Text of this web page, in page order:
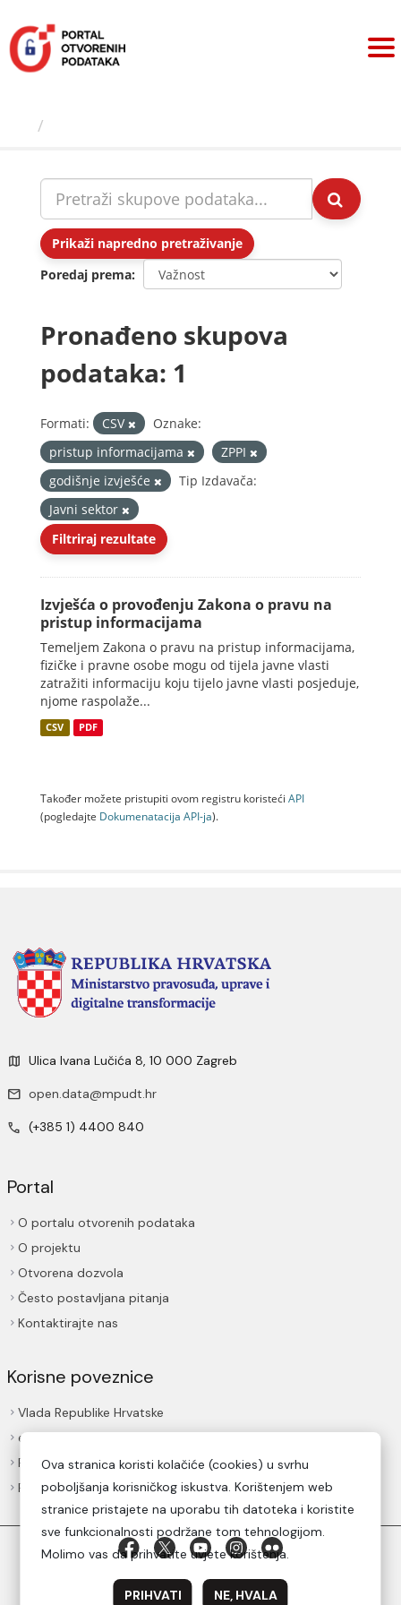
sadržaj
Prikaži napredno pretraživanje
Poredaj prema
Pronađeno skupova
podataka: 1
Formati: CSV
Oznake:
pristup informacijama
ZPPI
godišnje izvješće
Tip Izdavača:
Javni sektor
Filtriraj rezultate
Izvješća o provođenju Zakona o pravu na
pristup informacijama
Temeljem Zakona o pravu na pristup informacijama,
fizičke i pravne osobe mogu od tijela javne vlasti
zatražiti informaciju koju tijelo javne vlasti posjeduje,
njome raspolaže...
CSV PDF
Također možete pristupiti ovom registru koristeći API
(pogledajte Dokumenаtаcijа API-jа).